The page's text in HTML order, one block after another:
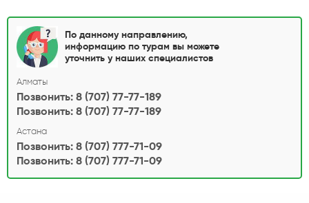
По данному направлению,
информацию по турам вы можете
уточнить у наших специалистов
Алматы
Позвонить: 8 (707) 77-77-189
Позвонить: 8 (707) 77-77-189
Астана
Позвонить: 8 (707) 777-71-09
Позвонить: 8 (707) 777-71-09